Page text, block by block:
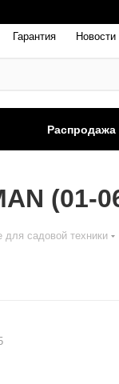
Гарантия Новости
Распродажа
(01-
для садовой техники